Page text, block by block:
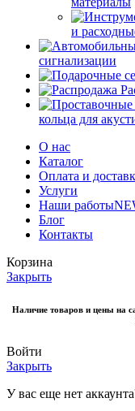
и
сигнализации
кольца для
О нас
Каталог
Оплата и
Услуги
Наши работы
Блог
Контакты
Корзина
Закрыть
Наличие товаров и цены на
Войти
Закрыть
У вас еще нет